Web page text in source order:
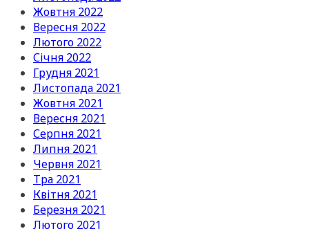
Жовтня 2022
Вересня 2022
Лютого 2022
Січня 2022
Грудня 2021
Листопада 2021
Жовтня 2021
Вересня 2021
Серпня 2021
Липня 2021
Червня 2021
Тра 2021
Квітня 2021
Березня 2021
Лютого 2021